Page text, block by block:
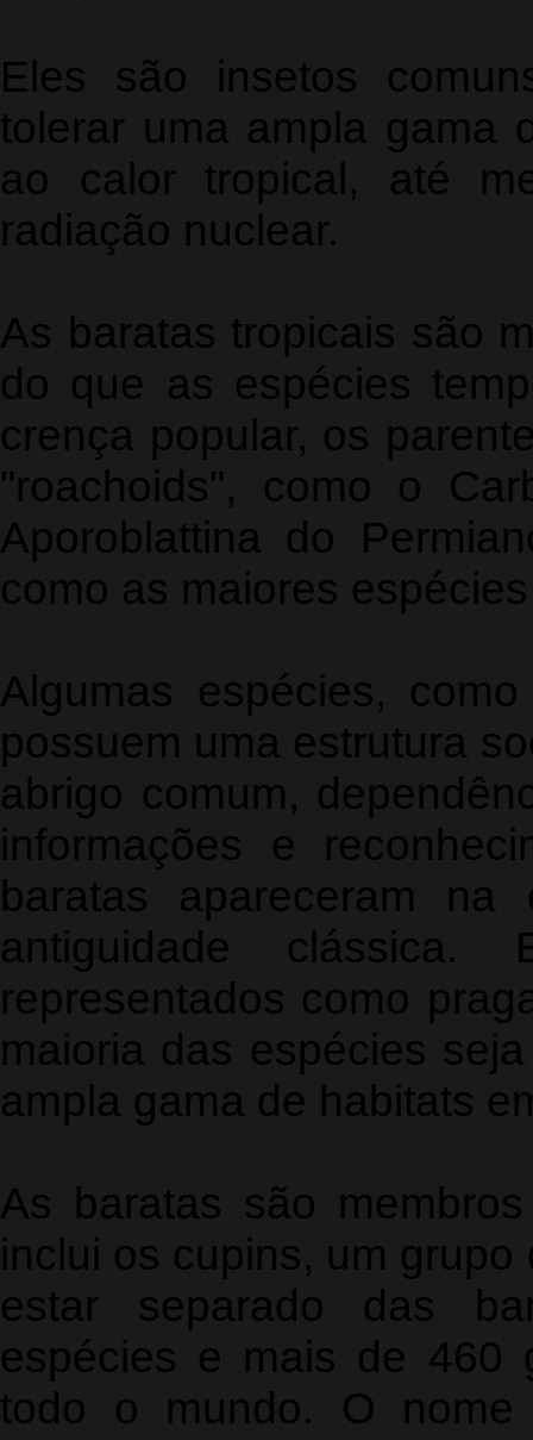
Eles são insetos
tolerar uma ampla gama
ao calor tropical, até
radiação nuclear.
As baratas tropicais são
do que as espécies
crença popular, os
"roachoids", como o
Aporoblattina do
como as maiores
Algumas espécies,
possuem uma estrutura
abrigo comum,
informações e
baratas apareceram
antiguidade clássica.
representados como
maioria das espécies
ampla gama de habitats
As baratas são
inclui os cupins, um
estar separado das
espécies e mais de 460
todo o mundo. O